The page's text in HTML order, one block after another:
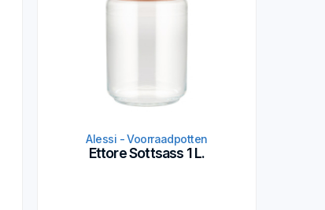
Alessi - Voorraadpotten
Ettore Sottsass 1 L.